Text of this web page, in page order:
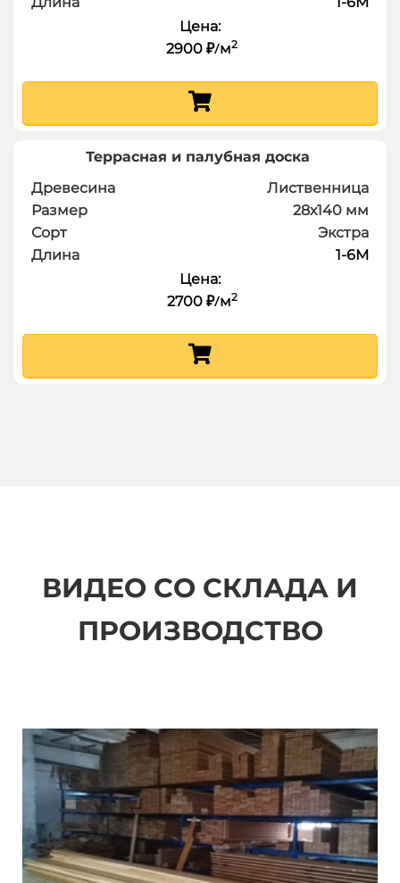
Цена:
2900 ₽/м2
Террасная и палубная доска
Древесина
Лиственница
Размер
28х140 мм
Сорт
Экстра
Длина
1-6М
Цена:
2700 ₽/м2
ВИДЕО СО СКЛАДА И
ПРОИЗВОДСТВО